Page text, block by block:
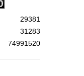
29381
31283
74991520